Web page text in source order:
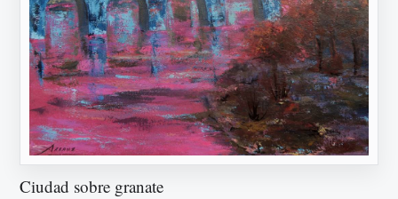
Ciudad sobre granate